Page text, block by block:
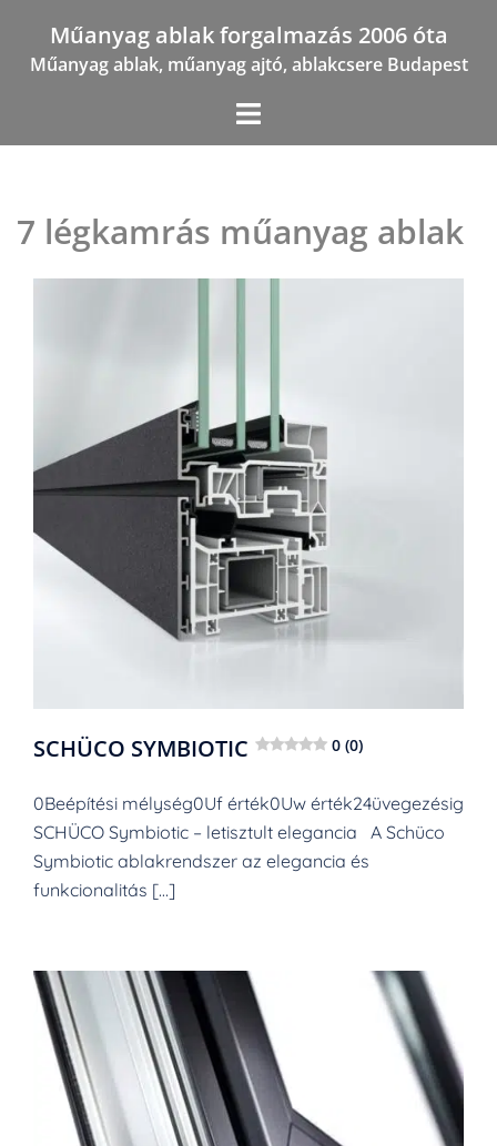
content
Műanyag ablak forgalmazás 2006 óta
Műanyag ablak, műanyag ajtó, ablakcsere Budapest
7 légkamrás műanyag ablak
SCHÜCO SYMBIOTIC 0 (0)
0Beépítési mélység0Uf érték0Uw érték24üvegezésig
SCHÜCO Symbiotic – letisztult elegancia A Schüco
Symbiotic ablakrendszer az elegancia és
funkcionalitás […]